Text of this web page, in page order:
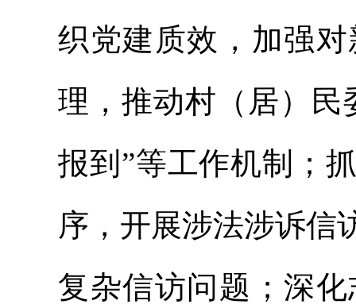
织党建质效，加强
理，推动村（居）民
报到”等工作机制；
序，开展涉法涉诉信
复杂信访问题；深